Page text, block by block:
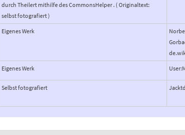
durch Theilert mithilfe des CommonsHelper . ( Originaltext:
selbst fotografiert )
Eigenes Werk
Eigenes Werk
Selbst fotografiert Jacktd